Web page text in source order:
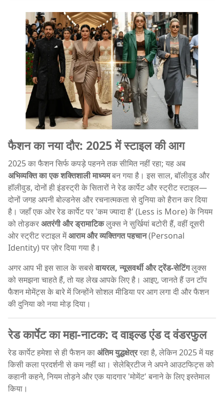
फैशन का नया दौर: 2025 में स्टाइल की आग
2025 का फैशन सिर्फ कपड़े पहनने तक सीमित नहीं रहा; यह अब
अभिव्यक्ति का एक शक्तिशाली माध्यमबन गया है। इस साल, बॉलीवुड और
हॉलीवुड, दोनों ही इंडस्ट्री के सितारों ने रेड कार्पेट और स्ट्रीट स्टाइल—
दोनों जगह अपनी बोल्डनेस और रचनात्मकता से दुनिया को हैरान कर दिया
है। जहाँ एक ओर रेड कार्पेट पर 'कम ज्यादा है' (Less is More) के नियम
को तोड़करअतरंगी और ड्रामाटिकलुक्स ने सुर्खियां बटोरी हैं, वहीं दूसरी
ओर स्ट्रीट स्टाइल मेंआराम और व्यक्तिगत पहचान(Personal
Identity) पर ज़ोर दिया गया है।
अगर आप भी इस साल के सबसेवायरल, न्यूसवर्थी और ट्रेंड-सेटिंगलुक्स
को समझना चाहते हैं, तो यह लेख आपके लिए है। आइए, जानते हैं उन टॉप
फैशन मोमेंट्स के बारे में जिन्होंने सोशल मीडिया पर आग लगा दी और फैशन
की दुनिया को नया मोड़ दिया।
रेड कार्पेट का महा-नाटक: द वाइल्ड एंड द वंडरफुल
रेड कार्पेट हमेशा से ही फैशन काअंतिम युद्धक्षेत्ररहा है, लेकिन 2025 में यह
किसी कला प्रदर्शनी से कम नहीं था। सेलेब्रिटीज ने अपने आउटफिट्स को
कहानी कहने, नियम तोड़ने और एक यादगार 'मोमेंट' बनाने के लिए इस्तेमाल
किया।